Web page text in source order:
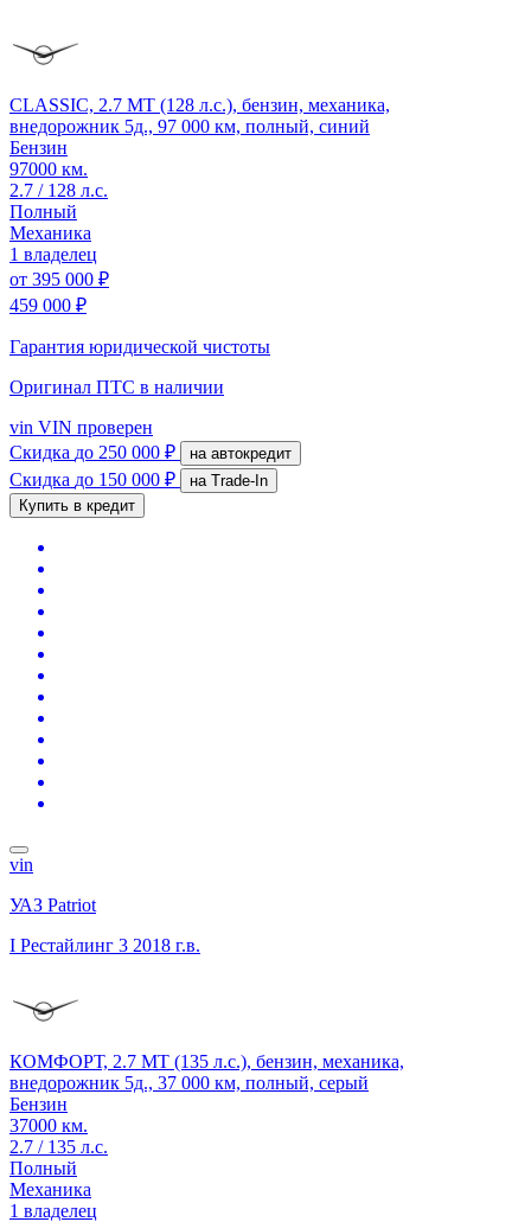
CLASSIC, 2.7 MT (128 л.с.), бензин, механика,
внедорожник 5д., 97 000 км, полный, синий
Бензин
97000 км.
2.7 / 128 л.с.
Полный
Механика
1 владелец
от 395 000 ₽
459 000 ₽
Гарантия юридической чистоты
Оригинал ПТС в наличии
vin VIN проверен
Скидка до 250 000 ₽ на автокредит
Скидка до 150 000 ₽
на Trade-In
Купить в кредит
vin
УАЗ Patriot
I Рестайлинг 3 2018 г.в.
КОМФОРТ, 2.7 MT (135 л.с.), бензин, механика,
внедорожник 5д., 37 000 км, полный, серый
Бензин
37000 км.
2.7 / 135 л.с.
Полный
Механика
1 владелец